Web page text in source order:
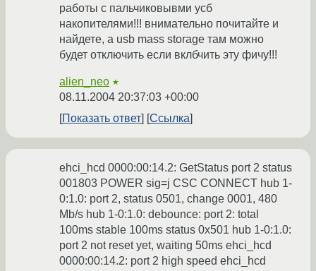
работы с пальчиковывми усб
накопителями!!! внимательно почитайте и
найдете, а usb mass storage там можно
будет отключить если вклбчить эту фичу!!!
alien_neo ★
08.11.2004 20:37:03 +00:00
Показать ответ
Ссылка
ehci_hcd 0000:00:14.2: GetStatus port 2 status
001803 POWER sig=j CSC CONNECT hub 1-
0:1.0: port 2, status 0501, change 0001, 480
Mb/s hub 1-0:1.0: debounce: port 2: total
100ms stable 100ms status 0x501 hub 1-0:1.0:
port 2 not reset yet, waiting 50ms ehci_hcd
0000:00:14.2: port 2 high speed ehci_hcd